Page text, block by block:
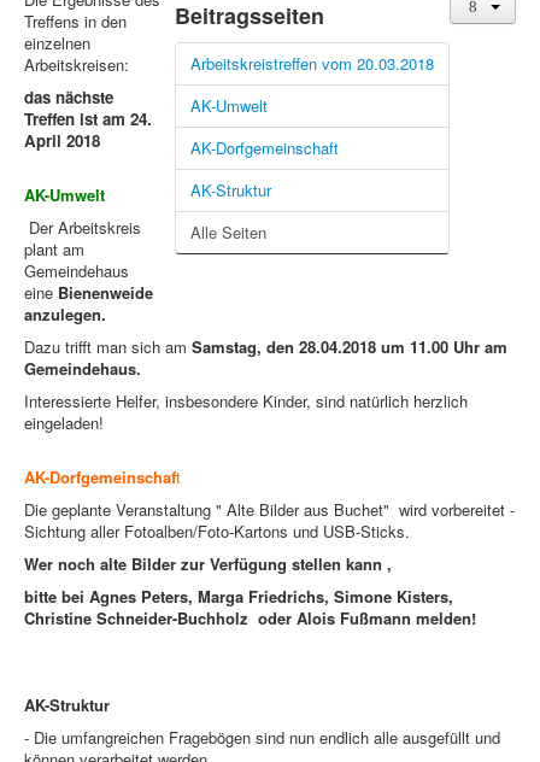
Beitragsseiten
Arbeitskreistreffen vom 20.03.2018
AK-Umwelt
AK-Dorfgemeinschaft
AK-Struktur
Alle Seiten
Treffens in den
einzelnen
Arbeitskreisen:
das nächste
Treffen ist am 24.
April 2018
AK-Umwelt
Der Arbeitskreis
plant am
Gemeindehaus
eine Bienenweide
anzulegen.
Dazu trifft man sich am Samstag, den 28.04.2018 um 11.00 Uhr am
Gemeindehaus.
Interessierte Helfer, insbesondere Kinder, sind natürlich herzlich
eingeladen!
AK-Dorfgemeinschaft
Die geplante Veranstaltung " Alte Bilder aus Buchet" wird vorbereitet -
Sichtung aller Fotoalben/Foto-Kartons und USB-Sticks.
Wer noch alte Bilder zur Verfügung stellen kann ,
bitte bei Agnes Peters, Marga Friedrichs, Simone Kisters,
Christine Schneider-Buchholz oder Alois Fußmann melden!
AK-Struktur
- Die umfangreichen Fragebögen sind nun endlich alle ausgefüllt und